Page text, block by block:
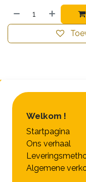
Welkom !
Startpagina
Ons verhaal
Algemene